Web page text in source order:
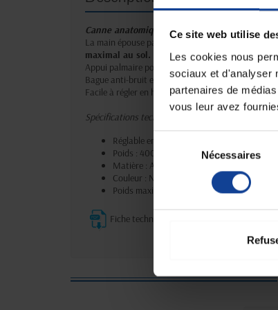
Ce site web utilise
Les cookies nous
sociaux et d'analyser
partenaires de
vous leur avez
Sélection
du
consentement
Nécessaires
Canne anatomique réglable en hauteur
La main épouse parfaitement la forme de la
maximal au sol.
Appui palmaire pour
un support parfait de la
Bague anti-bruit et anti-vibrations.
Facile à régler en hauteur par bouton poussoir.
Spécifications techniques :
Réglable en hauteur :
Poids : 400 g
Matière : Aluminium
Couleur : Noir
Poids maxi supporté :
113 kg
Fiche technique